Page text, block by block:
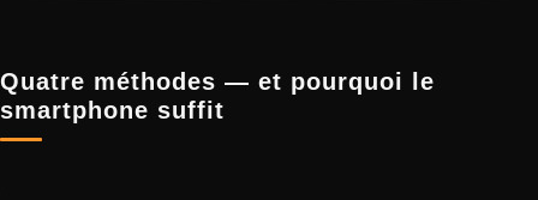
Quatre méthodes — et pourquoi le
smartphone suffit